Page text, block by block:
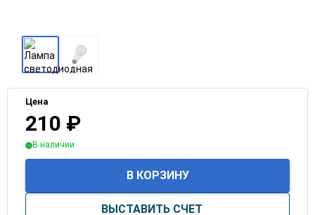
Цена
210 ₽
В наличии
В КОРЗИНУ
ВЫСТАВИТЬ СЧЕТ